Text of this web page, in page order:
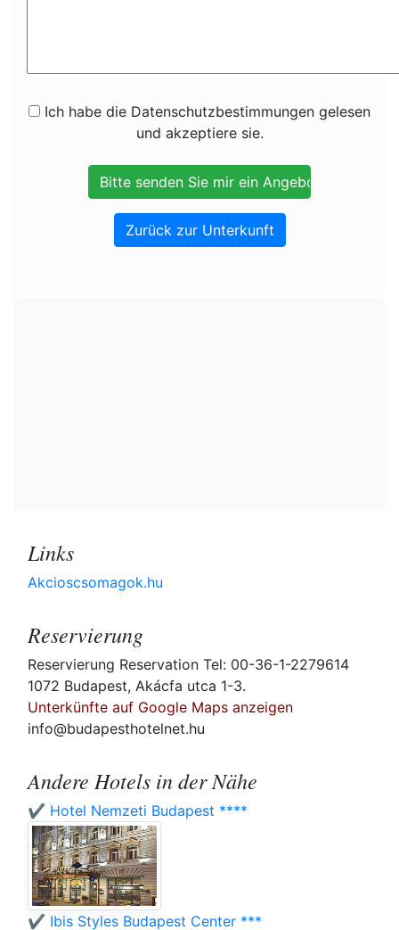
Ich habe die Datenschutzbestimmungen gelesen
und akzeptiere sie.
Zurück zur Unterkunft
Links
Akcioscsomagok.hu
Reservierung
Reservierung Reservation Tel: 00-36-1-2279614
1072 Budapest, Akácfa utca 1-3.
Unterkünfte auf Google Maps anzeigen
info@budapesthotelnet.hu
Andere Hotels in der Nähe
✔️ Hotel Nemzeti Budapest ****
✔️ Ibis Styles Budapest Center ***